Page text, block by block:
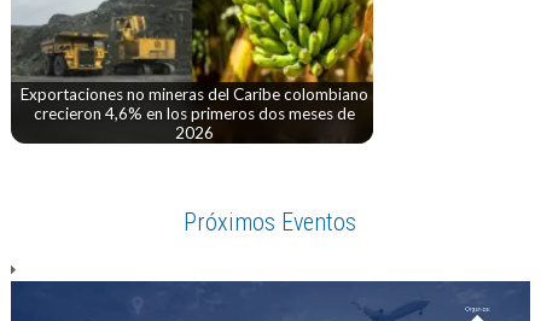
Exportaciones no mineras del Caribe colombiano
crecieron 4,6% en los primeros dos meses de
2026
Próximos Eventos